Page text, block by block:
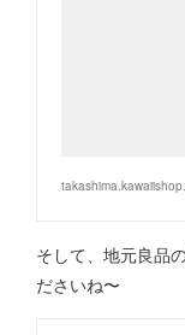
そして、地元良品
ださいね〜